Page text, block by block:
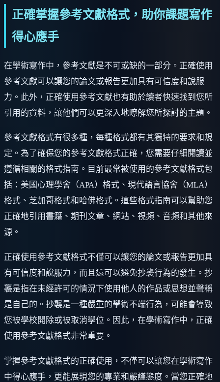
正確掌握參考文獻格式，助你課題寫作
得心應手
在學術寫作中，參考文獻是不可或缺的一部分。正確使用
參考文獻可以讓您的論文或報告更加具有可信度和說服
力。此外，正確使用參考文獻也有助於讀者快速找到您所
引用的資料，讓他們可以更深入地瞭解您所探討的主題。
參考文獻格式有很多種，每種格式都有其獨特的要求和規
定。為了確保您的參考文獻格式正確，您需要仔細閱讀並
遵循相關的格式指南。目前最常被使用的參考文獻格式包
括：美國心理學會（APA）格式、現代語言協會（MLA）
格式、芝加哥格式和哈佛格式。這些格式指南可以幫助您
正確地引用書籍、期刊文章、網站、視頻、音頻和其他來
源。
正確使用參考文獻格式不僅可以讓您的論文或報告更加具
有可信度和說服力，而且還可以避免抄襲行為的發生。抄
襲是指在未經許可的情況下使用他人的作品或思想並聲稱
是自己的。抄襲是一種嚴重的學術不端行為，可能會導致
您被學校開除或被取消學位。因此，在學術寫作中，正確
使用參考文獻格式非常重要。
掌握參考文獻格式的正確使用，不僅可以讓您在學術寫作
中得心應手，更能展現您的專業和嚴謹態度。當您正確地